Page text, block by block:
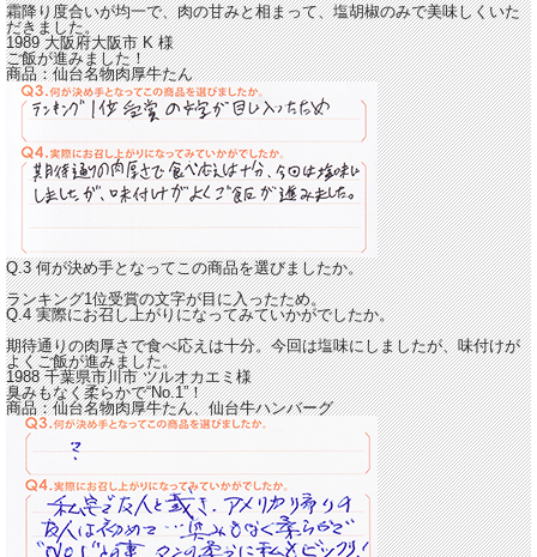
霜降り度合いが均一で、肉の甘みと相まって、塩胡椒のみで美味しくいた
だきました。
1989 大阪府大阪市K様
ご飯が進みました！
商品：仙台名物肉厚牛たん
Q.3 何が決め手となってこの商品を選びましたか。
ランキング1位受賞の文字が目に入ったため。
Q.4 実際にお召し上がりになってみていかがでしたか。
期待通りの肉厚さで食べ応えは十分。今回は塩味にしましたが、味付けが
よくご飯が進みました。
1988 千葉県市川市ツルオカエミ様
臭みもなく柔らかで“No.1”！
商品：仙台名物肉厚牛たん、仙台牛ハンバーグ